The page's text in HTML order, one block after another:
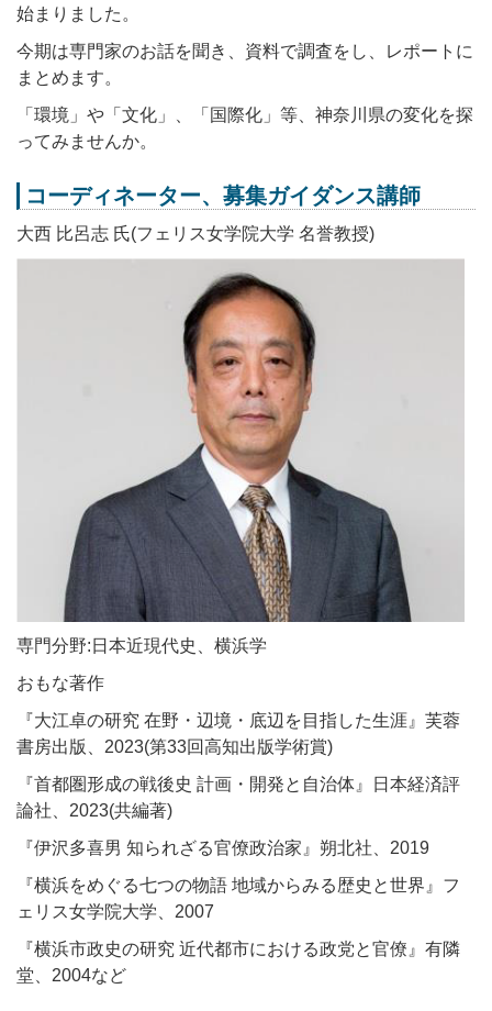
始まりました。
今期は専門家のお話を聞き、資料で調査をし、レポートに
まとめます。
「環境」や「文化」、「国際化」等、神奈川県の変化を探
ってみませんか。
コーディネーター、募集ガイダンス講師
大西 比呂志 氏(フェリス女学院大学 名誉教授)
専門分野:日本近現代史、横浜学
おもな著作
『大江卓の研究 在野・辺境・底辺を目指した生涯』芙蓉
書房出版、 2023(第33回高知出版学術賞)
『首都圏形成の戦後史 計画・開発と自治体』日本経済評
論社、2023(共編著)
『伊沢多喜男 知られざる官僚政治家』朔北社、2019
『横浜をめぐる七つの物語 地域からみる歴史と世界』フ
ェリス女学院大学、2007
『横浜市政史の研究 近代都市における政党と官僚』有隣
堂、2004など